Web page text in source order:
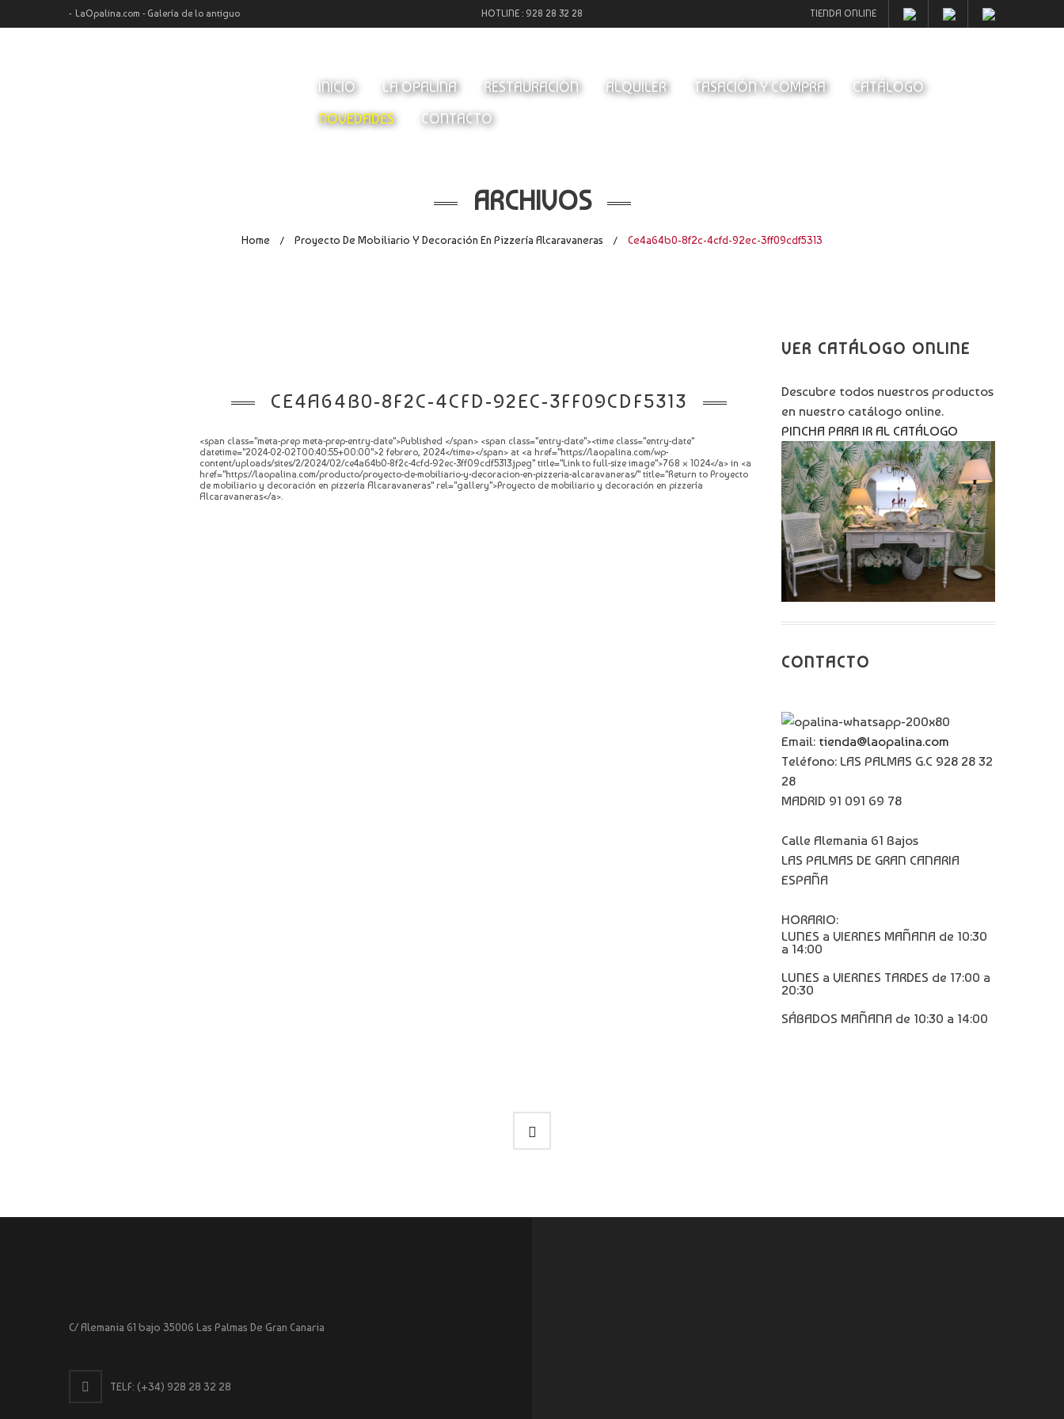
LaOpalina.com - Galería de lo antiguo HOTLINE : 928 28 32 28 TIENDA ONLINE
INICIO LA OPALINA RESTAURACIÓN ALQUILER TASACIÓN Y COMPRA
CATÁLOGO
NOVEDADES
CONTACTO
ARCHIVOS
Home / Proyecto De Mobiliario Y Decoración En Pizzería Alcaravaneras / Ce4a64b0-8f2c-4cfd-92ec-3ff09cdf5313
CE4A64B0-8F2C-4CFD-92EC-3FF09CDF5313
<span class="meta-prep meta-prep-entry-date">Published </span> <span class="entry-date"><time class="entry-date"
datetime="2024-02-02T00:40:55+00:00">2 febrero, 2024</time></span> at <a href="https://laopalina.com/wp-
content/uploads/sites/2/2024/02/ce4a64b0-8f2c-4cfd-92ec-3ff09cdf5313.jpeg" title="Link to full-size image">768 × 1024</a> in <a
href="https://laopalina.com/producto/proyecto-de-mobiliario-y-decoracion-en-pizzeria-alcaravaneras/" title="Return to Proyecto
de mobiliario y decoración en pizzería Alcaravaneras" rel="gallery">Proyecto de mobiliario y decoración en pizzería
Alcaravaneras</a>.
VER CATÁLOGO ONLINE
Descubre todos nuestros productos
en nuestro catálogo online.
PINCHA PARA IR AL CATÁLOGO
CONTACTO
Email: tienda@laopalina.com
Teléfono: LAS PALMAS G.C 928 28 32
28
MADRID 91 091 69 78
Calle Alemania 61 Bajos
LAS PALMAS DE GRAN CANARIA
ESPAÑA
HORARIO:
LUNES a VIERNES MAÑANA de 10:30
a 14:00
LUNES a VIERNES TARDES de 17:00 a
20:30
SÁBADOS MAÑANA de 10:30 a 14:00
C/ Alemania 61 bajo 35006 Las Palmas De Gran Canaria
TELF: (+34) 928 28 32 28